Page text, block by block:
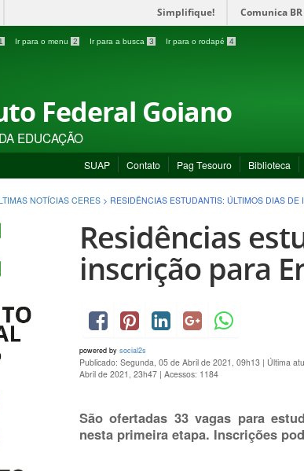
Simplifique! Comunica BR
1 Ir para o menu 2 Ir para a busca 3 Ir para o rodapé 4
Federal Goiano
EDUCAÇÃO
SUAP Contato Pag Tesouro Biblioteca
NOTÍCIAS CERES > RESIDÊNCIAS ESTUDANTIS: ÚLTIMOS DIAS
Residências
inscrição para
powered by social2s
Publicado: Segunda, 05 de Abril de 2021, 09h13 | Última
Abril de 2021, 23h47 | Acessos: 1184
São ofertadas 33 vagas para
nesta primeira etapa. Inscrições